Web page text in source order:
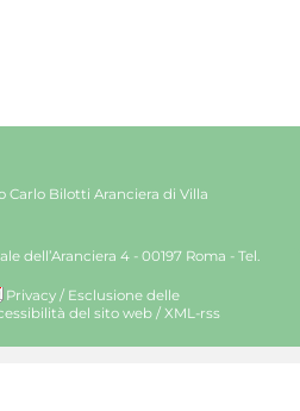
Carlo Bilotti Aranciera di Villa
dell’Aranciera 4 - 00197 Roma - Tel.
Privacy / Esclusione delle
del sito web / XML-rss